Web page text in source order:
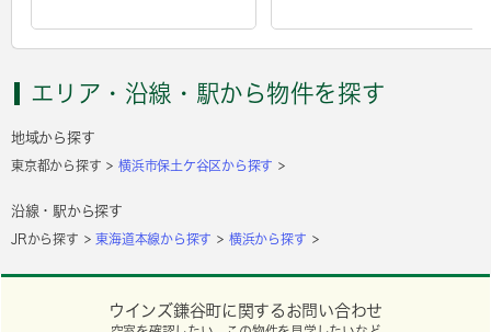
エリア・沿線・駅から物件を探す
地域から探す
東京都から探す 横浜市保土ケ谷区から探す
沿線・駅から探す
JRから探す 東海道本線から探す 横浜から探す
ウインズ鎌谷町に関するお問い合わせ